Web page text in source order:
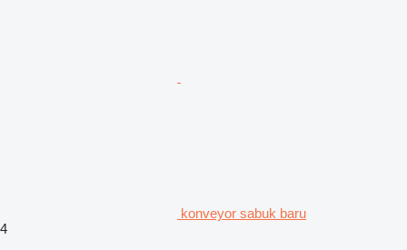
konveyor sabuk baru
4